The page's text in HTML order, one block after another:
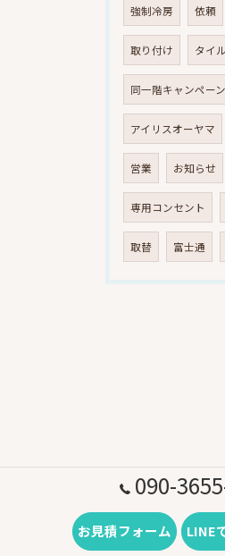
強制冷房 依頼
取り付け タイル
同一階キャンペーン
アイリスオーヤマ
営業 お知らせ
専用コンセント
取替 富士通
090-
お見積フォーム LINE